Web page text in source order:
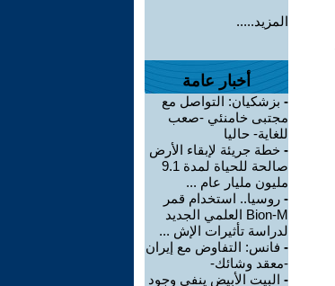
المزيد.....
أخبار عامة
- بزشكيان: التواصل مع
مجتبى خامنئي -صعب
للغاية- حاليا
- خطة جريئة لإبقاء الأرض
صالحة للحياة لمدة 9.1
مليون مليار عام ...
- روسيا.. استخدام قمر
Bion-M العلمي الجديد
لدراسة تأثيرات الإش ...
- فانس: التفاوض مع إيران
-معقد وشائك-
- البيت الأبيض ينفي وجود